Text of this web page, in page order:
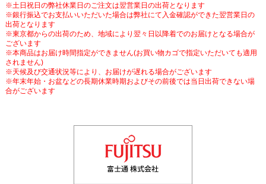
※土日祝日の弊社休業日のご注文は翌営業日の出荷となります
※銀行振込でお支払いいただいた場合は弊社にて入金確認ができた翌営業日の
出荷となります
※東京都からの出荷のため、地域により翌々日以降着でのお届けとなる場合が
ございます
※本商品はお届け時間指定ができません(お買い物カゴで指定いただいても適用
されません)
※天候及び交通状況等により、お届けが遅れる場合がございます
※年末年始・お盆などの長期休業時期およびその前後では当日出荷できない場
合がございます